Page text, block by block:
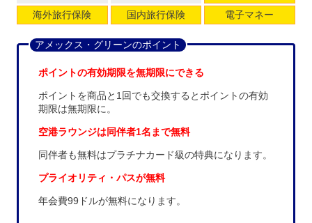
海外旅行保険
国内旅行保険 電子マネー
アメックス・グリーンのポイント
ポイントの有効期限を無期限にできる
ポイントを商品と1回でも交換するとポイントの有効
期限は無期限に。
空港ラウンジは同伴者1名まで無料
同伴者も無料はプラチナカード級の特典になります。
プライオリティ・パスが無料
年会費99ドルが無料になります。